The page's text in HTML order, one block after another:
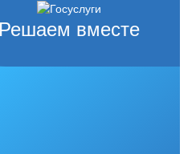
Решаем вместе